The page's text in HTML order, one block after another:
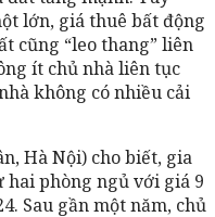
lớn, giá thuê bất động
cũng “leo thang” liên
ít chủ nhà liên tục
không có nhiều cải
Hà Nội) cho biết, gia
hai phòng ngủ với giá 9
Sau gần một năm, chủ